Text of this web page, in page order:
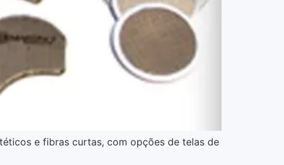
e fibras curtas, com opções de telas de